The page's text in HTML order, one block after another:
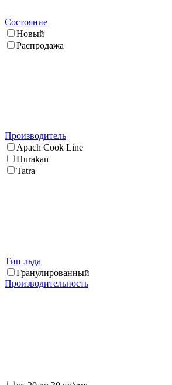
Состояние
Новый
Распродажа
Производитель
Apach Cook Line
Hurakan
Tatra
Тип льда
Гранулированный
Производительность